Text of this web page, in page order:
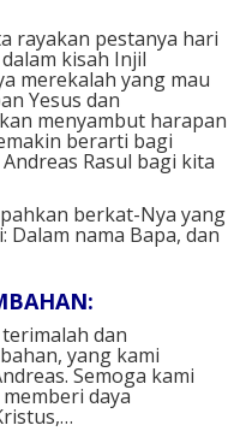
rayakan pestanya hari
kisah Injil
merekalah yang mau
Yesus dan
menyambut harapan
berarti bagi
Rasul bagi kita
berkat-Nya yang
Dalam nama Bapa, dan
dan
yang kami
Semoga kami
daya